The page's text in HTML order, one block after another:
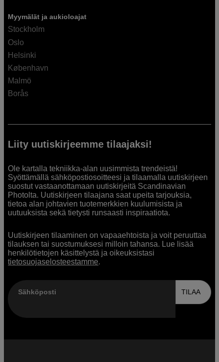
Myymälät ja aukioloajat
Stockholm
Oslo
Helsinki
København
Malmö
Borås
Liity uutiskirjeemme tilaajaksi!
Ole kartalla tekniikka-alan uusimmista trendeistä!
Syöttämällä sähköpostiosoitteesi ja tilaamalla uutiskirjeen
suostut vastaanottamaan uutiskirjeitä Scandinavian
Photolta. Uutiskirjeen tilaajana saat upeita tarjouksia,
tietoa alan johtavien tuotemerkkien kuulumisista ja
uutuuksista sekä tietysti runsaasti inspiraatiota.
Uutiskirjeen tilaaminen on vapaaehtoista ja voit peruuttaa
tilauksen tai suostumuksesi milloin tahansa. Lue lisää
henkilötietojen käsittelystä ja oikeuksistasi
tietosuojaselosteestamme.
Sähköposti TILAA